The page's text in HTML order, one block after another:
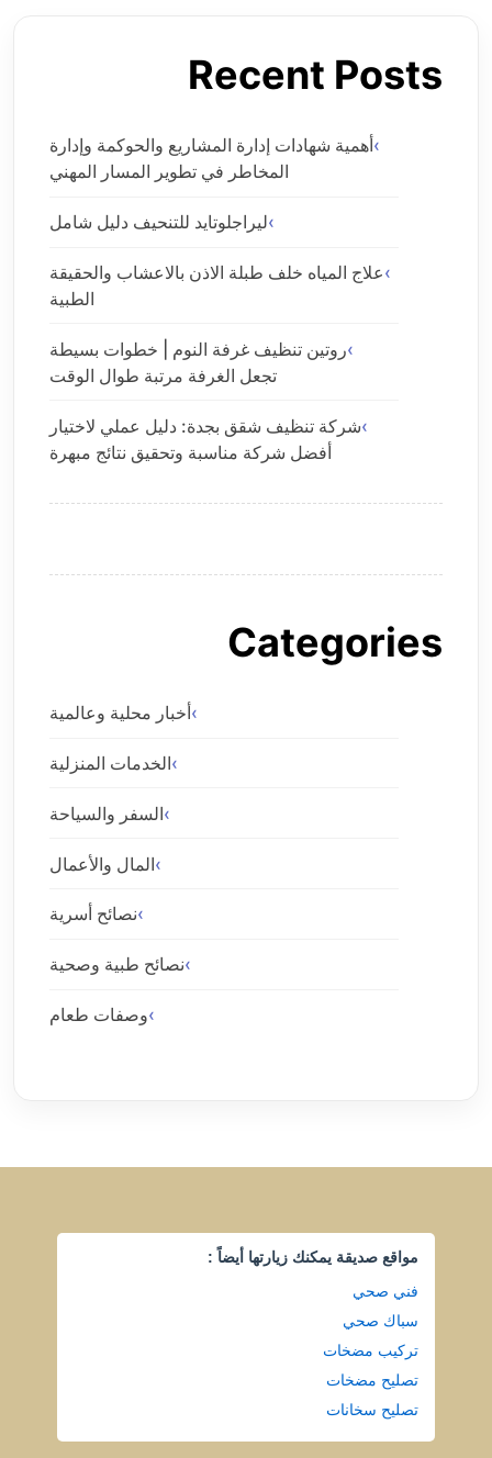
Recent Posts
أهمية شهادات إدارة المشاريع والحوكمة وإدارة
المخاطر في تطوير المسار المهني
ليراجلوتايد للتنحيف دليل شامل
علاج المياه خلف طبلة الاذن بالاعشاب والحقيقة
الطبية
روتين تنظيف غرفة النوم | خطوات بسيطة
تجعل الغرفة مرتبة طوال الوقت
شركة تنظيف شقق بجدة: دليل عملي لاختيار
أفضل شركة مناسبة وتحقيق نتائج مبهرة
Categories
أخبار محلية وعالمية
الخدمات المنزلية
السفر والسياحة
المال والأعمال
نصائح أسرية
نصائح طبية وصحية
وصفات طعام
مواقع صديقة يمكنك زيارتها أيضاً :
فني صحي
سباك صحي
تركيب مضخات
تصليح مضخات
تصليح سخانات